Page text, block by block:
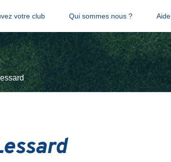
votre club Qui sommes nous ? Aide